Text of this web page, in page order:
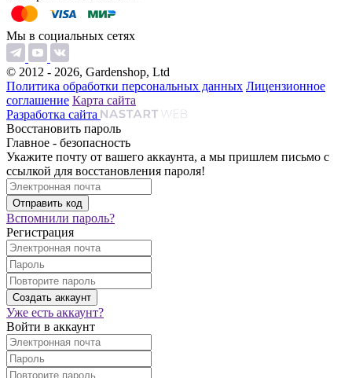
Мы в социальных сетях
© 2012 - 2026, Gardenshop, Ltd
Политика обработки персональных данных Лицензионное
соглашение Карта сайта
Разработка сайта
Восстановить пароль
Главное - безопасность
Укажите почту от вашего аккаунта, а мы пришлем письмо с
ссылкой для восстановления пароля!
Вспомнили пароль?
Регистрация
Уже есть аккаунт?
Войти в аккаунт